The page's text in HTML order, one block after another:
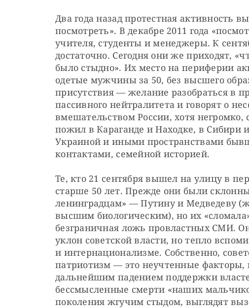
Два года назад протестная активность
посмотреть». В декабре 2011 года
учителя, студенты и менеджеры. К
достаточно. Сегодня они же приходят,
было стыдно». Их место на периферии
одетые мужчины за 50, без высшего
присутствия — желание разобраться в
пассивного нейтралитета и говорят о
вмешательством России, хотя негромко,
пожил в Караганде и Находке, в Сибири
Украиной и иными пространствами
контактами, семейной историей.
Те, кто 21 сентября вышел на улицу в
старше 50 лет. Прежде они были
ленинградцам» — Путину и Медведеву
высшим биологическим), но их
безграничная ложь провластных СМИ.
уклон советской власти, но тепло
и интернационализме. Собственно,
патриотизм — это неучтенные факторы,
дальнейшим падением поддержки
бессмысленные смерти «наших
поколения жгучим стыдом, выглядят